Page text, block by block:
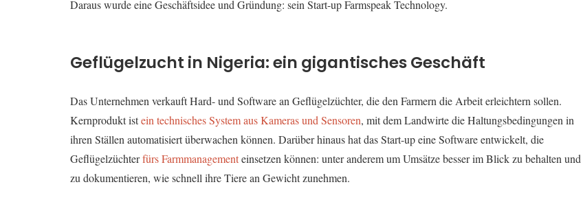
Daraus wurde eine Geschäftsidee und Gründung: sein Start-up Farmspeak Technology.
Geflügelzucht in Nigeria: ein gigantisches Geschäft
Das Unternehmen verkauft Hard- und Software an Geflügelzüchter, die den Farmern die Arbeit erleichtern sollen.
Kernprodukt istein technisches System aus Kameras und Sensoren, mit dem Landwirte die Haltungsbedingungen in
ihren Ställen automatisiert überwachen können. Darüber hinaus hat das Start-up eine Software entwickelt, die
Geflügelzüchterfürs Farmmanagementeinsetzen können: unter anderem um Umsätze besser im Blick zu behalten und
zu dokumentieren, wie schnell ihre Tiere an Gewicht zunehmen.